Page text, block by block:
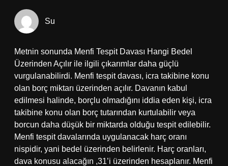
Su
Metnin sonunda Menfi Tespit Davası Hangi Bedel
Üzerinden Açılır ile ilgili çıkarımlar daha güçlü
vurgulanabilirdi. Menfi tespit davası, icra takibine konu
olan borç miktarı üzerinden açılır. Davanın kabul
edilmesi halinde, borçlu olmadığını iddia eden kişi, icra
takibine konu olan borç tutarından kurtulabilir veya
borcun daha düşük bir miktarda olduğu tespit edilebilir.
Menfi tespit davalarında uygulanacak harç oranı
nispidir, yani bedel üzerinden belirlenir. Harç oranları,
dava konusu alacağın ,31’i üzerinden hesaplanır. Menfi